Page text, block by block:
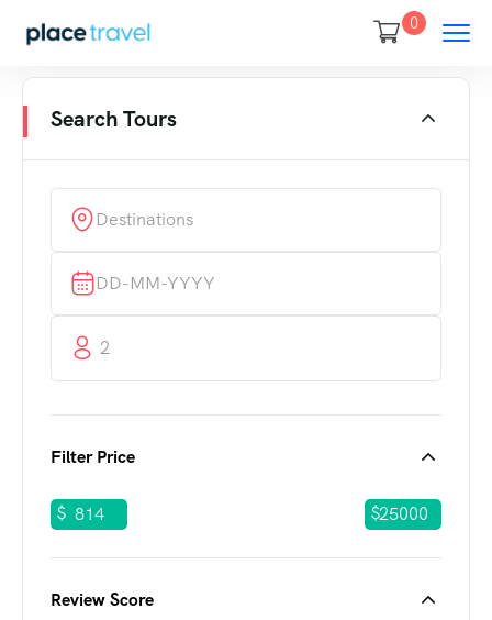
0
Search Tours
2
Filter Price
$ $
Review Score